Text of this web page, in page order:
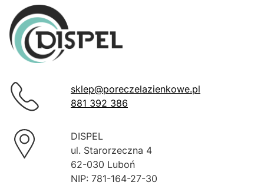
sklep@poreczelazienkowe.pl
881 392 386
DISPEL
ul. Starorzeczna 4
62-030 Luboń
NIP: 781-164-27-30